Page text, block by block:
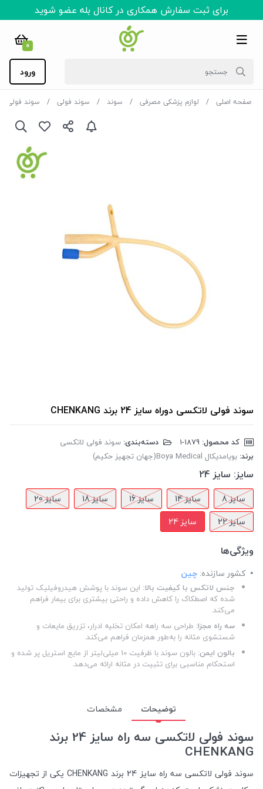
برای ثبت سفارش همکاری در کانال بله عضو شوید
0
ورود
صفحه اصلی لوازم پزشکی مصرفی سوند سوند فولی سوند فولی
سوند فولی لاتکسی دوراه سایز 24 برند CHENKANG
کد محصول: دسته‌بندی: سوند فولی لاتکسی
برند: بویامدیکال Boya Medical(جهان تجهیز حکیم)
سایز: سایز 24
سایز 8 سایز 14 سایز 16 سایز 18
سایز 20
سایز 22
سایز 24
ویژگی‌ها
کشور سازنده: چین
جنس لاتکس با کیفیت بالا: این سوند با پوشش هیدروفیلیک تولید
شده که اصطکاک را کاهش داده و راحتی بیشتری برای بیمار فراهم
می‌کند.
سه راه مجزا: طراحی سه راهه امکان تخلیه ادرار، تزریق مایعات و
شستشوی مثانه را به‌طور همزمان فراهم می‌کند.
بالون ایمن:
بالون سوند با ظرفیت 10 میلی‌لیتر از مایع استریل پر شده و
استحکام مناسبی برای تثبیت در مثانه ارائه می‌دهد.
توضیحات مشخصات
سوند فولی لاتکسی سه راه سایز 24 برند
CHENKANG
سوند فولی لاتکسی سه راه سایز 24 برند CHENKANG یکی از تجهیزات